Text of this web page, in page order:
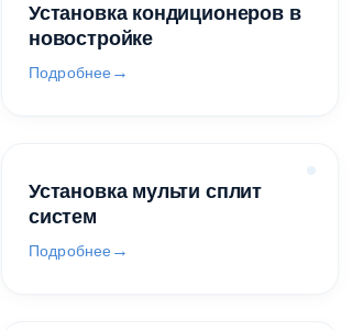
Установка кондиционеров в
новостройке
Подробнее
Установка мульти сплит
систем
Подробнее